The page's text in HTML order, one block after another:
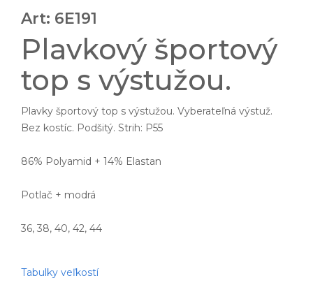
Art: 6E191
Plavkový športový
top s výstužou.
Plavky športový top s výstužou. Vyberateľná výstuž.
Bez kostíc. Podšitý. Strih: P55
86% Polyamid + 14% Elastan
Potlač + modrá
36, 38, 40, 42, 44
Tabulky veľkostí